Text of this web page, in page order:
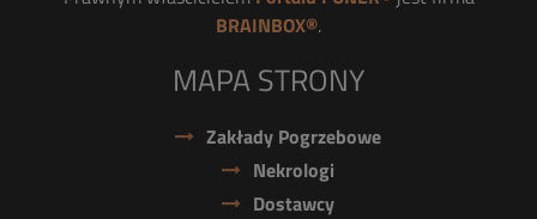
BRAINBOX®.
MAPA STRONY
Zakłady Pogrzebowe
Nekrologi
Dostawcy